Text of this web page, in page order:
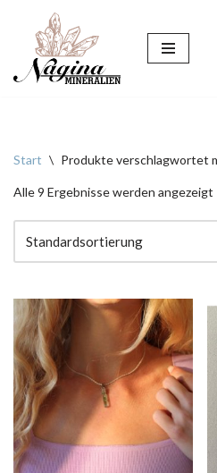
Zum
Inhalt
Start \ Produkte verschlagwortet
Alle 9 Ergebnisse werden angezeigt